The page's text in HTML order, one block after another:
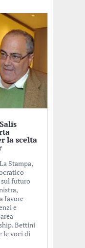
la scelta
Stampa,
futuro
favore
e
Bettini
le voci di